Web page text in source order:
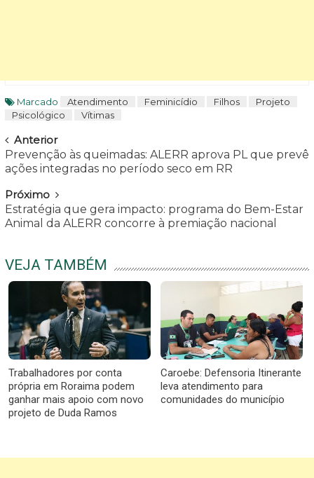
Marcado Atendimento Feminicídio Filhos
Projeto
Psicológico
Vítimas
Navegar
Anterior
Prevenção às queimadas: ALERR aprova PL que prevê
ações integradas no período seco em RR
Próximo
Estratégia que gera impacto: programa do Bem-Estar
Animal da ALERR concorre à premiação nacional
VEJA TAMBÉM
Trabalhadores por conta
própria em Roraima podem
ganhar mais apoio com novo
projeto de Duda Ramos
Caroebe: Defensoria Itinerante
leva atendimento para
comunidades do município